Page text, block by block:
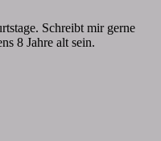
Schreibt mir gerne
8 Jahre alt sein.